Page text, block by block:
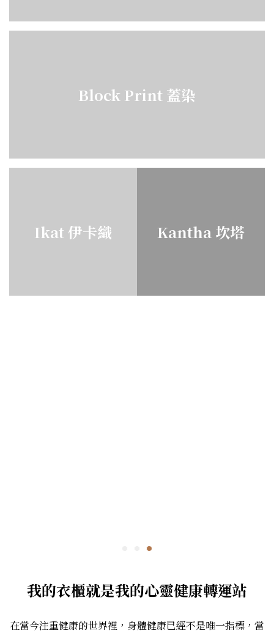
Block Print 蓋染
Ikat 伊卡織 Kantha 坎塔
我的衣櫃就是我的心靈健康轉運站
在當今注重健康的世界裡，身體健康已經不是唯一指標，當